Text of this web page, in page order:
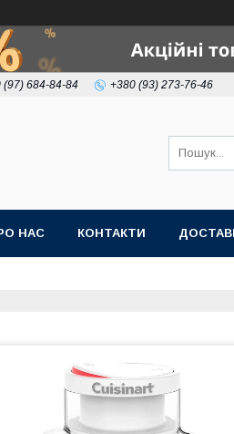
(97) 684-84-84 +380 (93) 273-76-46
НАС КОНТАКТИ